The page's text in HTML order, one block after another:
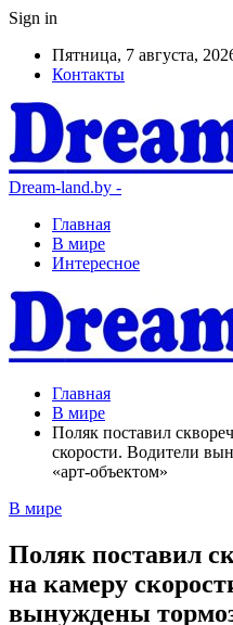
Sign in
Пятница, 7 августа,
Контакты
Dream-land.by -
Главная
В мире
Интересное
Главная
В мире
Поляк поставил
скорости. Водители
«арт-объектом»
В мире
Поляк поставил
на камеру
вынуждены